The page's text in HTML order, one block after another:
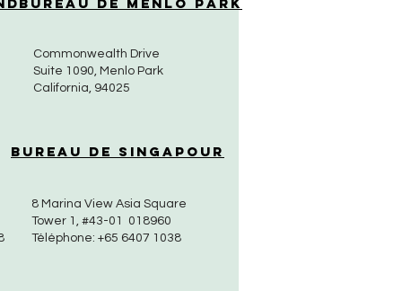
Commonwealth Drive
Suite 1090, Menlo Park
California, 94025
Bureau de Singapour
8 Marina View Asia Square
Tower 1, #43-01 018960
Téléphone: +65 6407 1038